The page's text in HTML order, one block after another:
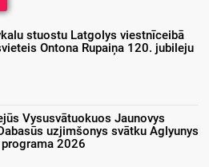
stuostu Latgolys viestnīceibā
Ontona Rupaiņa 120. jubileju
Vysusvātuokuos Jaunovys
uzjimšonys svātku Aglyunys
2026